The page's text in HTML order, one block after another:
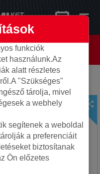
LA2 XL-Autó gumi
funkciók
használunk.Az
alatt részletes
"Szükséges"
tárolja, mivel
a webhely
segítenek a weboldal
a preferenciáit
biztosítanak
Ön előzetes